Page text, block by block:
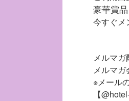
豪華賞品
今すぐメ
メルマガ
メルマ
※メール
【